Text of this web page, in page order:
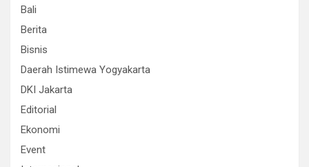
Bali
Berita
Bisnis
Daerah Istimewa Yogyakarta
DKI Jakarta
Editorial
Ekonomi
Event